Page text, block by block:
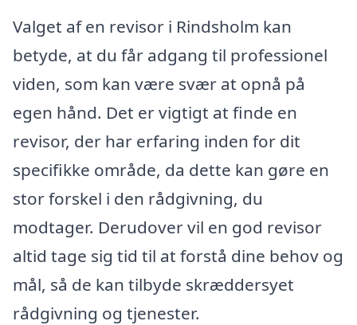
Valget af en revisor i Rindsholm kan
betyde, at du får adgang til professionel
viden, som kan være svær at opnå på
egen hånd. Det er vigtigt at finde en
revisor, der har erfaring inden for dit
specifikke område, da dette kan gøre en
stor forskel i den rådgivning, du
modtager. Derudover vil en god revisor
altid tage sig tid til at forstå dine behov og
mål, så de kan tilbyde skræddersyet
rådgivning og tjenester.